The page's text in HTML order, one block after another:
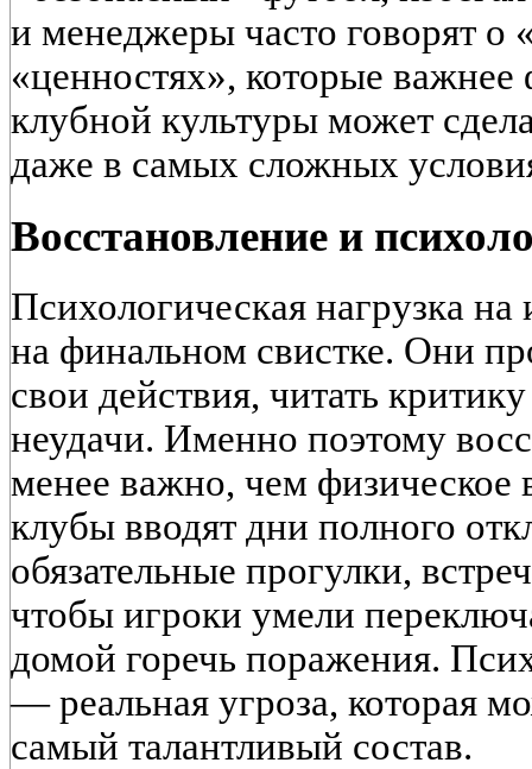
и менеджеры часто говорят о
«ценностях», которые
клубной культуры может
даже в самых сложных
Восстановление и
Психологическая нагрузка на
на финальном свистке. Они
свои действия, читать
неудачи. Именно поэтому
менее важно, чем физическое
клубы вводят дни полного
обязательные прогулки,
чтобы игроки умели
домой горечь поражения.
— реальная угроза, которая
самый талантливый состав.